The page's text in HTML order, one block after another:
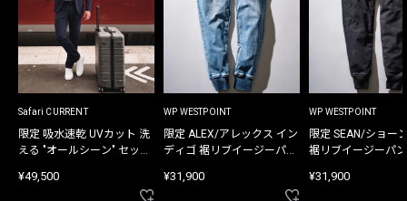
Safari CURRENT
限定 吸水速乾 UVカット 洗
える "オールシーン" セット
¥49,500
WP WESTPOINT
限定 ALEX/アレックス イン
ディゴ 裾リブイージーパン
¥31,900
WP WESTPOINT
限定 SEAN/ショー
裾リブイージーパ
¥31,900